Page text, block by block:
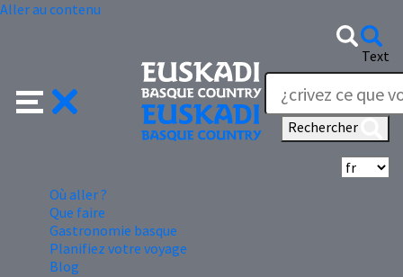
Aller au contenu
Text
Rechercher
Où aller ?
Que faire
Gastronomie basque
Planifiez votre voyage
Blog